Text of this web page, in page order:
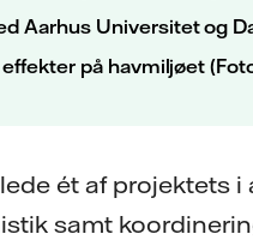
Aarhus Universitet og
på havmiljøet
ét af projektets i
samt